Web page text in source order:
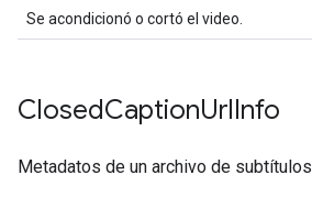
Se acondicionó o cortó el video.
ClosedCaptionUrlInfo
Metadatos de un archivo de subtítulos